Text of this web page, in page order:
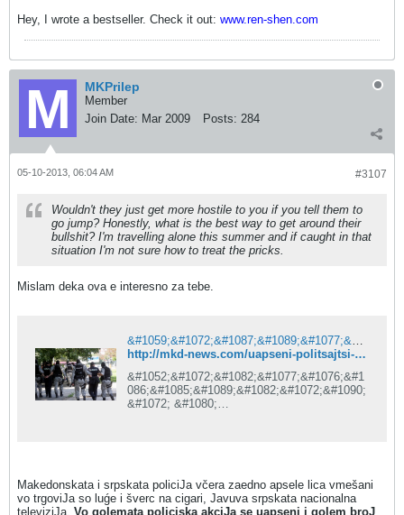
Hey, I wrote a bestseller. Check it out: www.ren-shen.com
MKPrilep
Member
Join Date: Mar 2009 Posts: 284
#3107
05-10-2013, 06:04 AM
Wouldn't they just get more hostile to you if you tell them to
go jump? Honestly, what is the best way to get around their
bullshit? I'm travelling alone this summer and if caught in that
situation I'm not sure how to treat the pricks.
Mislam deka ova e interesno za tebe.
&#1059;&#1072;&#1087;&#1089;&#1077;&#1085;&#1080; &#1087;&#1086;&#1083;&#1080;&#1094;&#1072;&#1112;&#1094;&#1080; &#1080; &#1094;&#1072;&#1088;&#1080;&#1085;&#1080;&#1094;&#1080; &#8211; &#1040;&#1082;&#1094;&#1080;&#1112;&#1072; &#1085;&#1072; &#1084;&#1072;&#1082;&#1077;&#1076;&#1086;&#1085;&#1089;&#1082;&#1072;&#1090;&#1072; &#1080; &#1089;&#1088;&#1087;&#1089;&#1082;&#1072;&#1090;&#1072; &#1087;&#1086;&#1083;&#1080;&#1094;&#1080;&#1112;&#1072;
http://mkd-news.com/uapseni-politsajtsi-i-tsarinitsi-aktsija-na-makedonskata-i-srpskata-politsija/
&#1052;&#1072;&#1082;&#1077;&#1076;&#1
086;&#1085;&#1089;&#1082;&#1072;&#1090;
&#1072; &#1080;
&#1079;&#1072;&#1077;&#1076;&#1085;&#1
086;
&#1072;&#1087;&#1089;&#1077;&#1083;&#1
Makedonskata i srpskata policiJa včera zaedno apsele lica vmešani
vo trgoviJa so luǵe i šverc na cigari, Javuva srpskata nacionalna
televiziJa. Vo golemata policiska akciJa se uapseni i golem broJ